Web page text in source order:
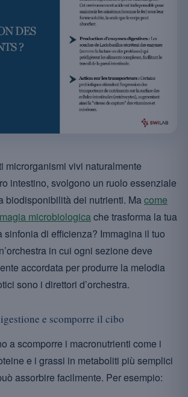
microrganismi vivi naturalmente
intestino, svolgono un ruolo essenziale
biodisponibilità dei nutrienti. Macome
microbiologicache trasforma la tua
sinfonia di efficienza? Immagina il tuo
in cui ogni sezione deve
accordata per produrre la melodia
sono i direttori d’orchestra.
e scomporre il cibo
a scomporre i macronutrienti come i
e i grassi in metaboliti più semplici
assorbire facilmente. Per esempio: